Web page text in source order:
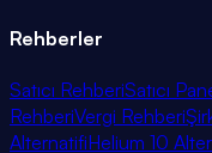
Rehberler
Satıcı RehberiSatıcı
RehberiVergi Rehberi
AlternatifiHelium 10